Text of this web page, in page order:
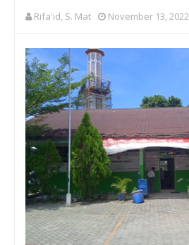
Rifa'id, S. Mat November 13, 2022